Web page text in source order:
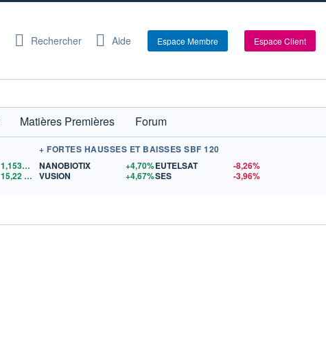
Rechercher Aide Espace Membre Espace Client
Matières Premières
Forum
1,1530$US
15,22$US
+ FORTES HAUSSES ET BAISSES SBF 120
NANOBIOTIX
+4,70%
VUSION
+4,67%
EUTELSAT
-8,26%
SES
-3,96%